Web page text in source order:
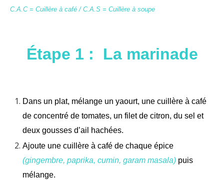
C.A.C = Cuillère à café / C.A.S = Cuillère à soupe
Étape 1 : La marinade
Dans un plat, mélange un yaourt, une cuillère à café
de concentré de tomates, un filet de citron, du sel et
deux gousses d’ail hachées.
Ajoute une cuillère à café de chaque épice
(gingembre, paprika, cumin, garam masala) puis
mélange.